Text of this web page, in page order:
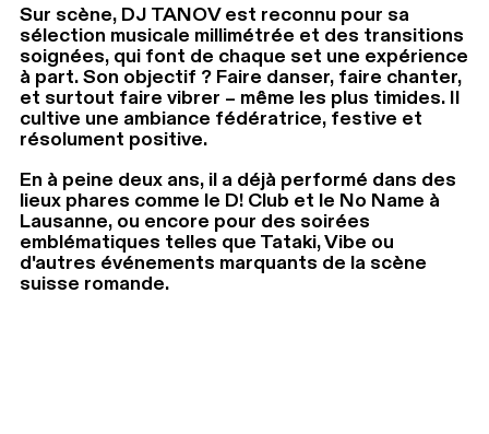
Sur scène, DJ TANOV est reconnu pour sa
sélection musicale millimétrée et des transitions
soignées, qui font de chaque set une expérience
à part. Son objectif ? Faire danser, faire chanter,
et surtout faire vibrer – même les plus timides. Il
cultive une ambiance fédératrice, festive et
résolument positive.
En à peine deux ans, il a déjà performé dans des
lieux phares comme le D! Club et le No Name à
Lausanne, ou encore pour des soirées
emblématiques telles que Tataki, Vibe ou
d'autres événements marquants de la scène
suisse romande.